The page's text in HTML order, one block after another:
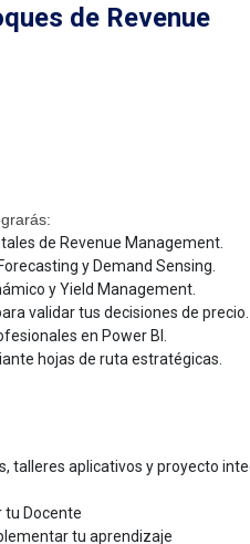
de Revenue
de Revenue Management.
y Demand Sensing.
y Yield Management.
validar tus decisiones de precio.
en Power BI.
hojas de ruta estratégicas.
talleres aplicativos y proyecto
tu Docente
tu aprendizaje